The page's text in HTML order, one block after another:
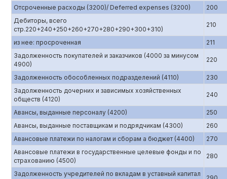
Отсроченные расходы (3200)/ Deferred expenses (3200)
200
Дебиторы, всего
стр.220+240+250+260+270+280+290+300+310)
210
из нее: просроченная
211
Задолженность покупателей и заказчиков (4000 за минусом
4900)
220
Задолженность обособленных подразделений (4110)
230
Задолженность дочерних и зависимых хозяйственных
обществ (4120)
240
Авансы, выданные персоналу (4200)
250
Авансы, выданные поставщикам и подрядчикам (4300)
260
Авансовые платежи по налогам и сборам а бюджет (4400)
270
Авансовые платежи в государственные целевые фонды и по
страхованию (4500)
280
Задолженность учредителей по вкладам в уставный капитал